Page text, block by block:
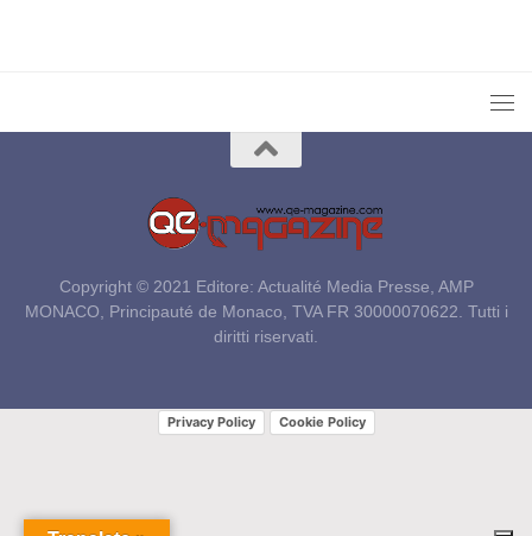
Copyright © 2021 Editore: Actualité Media Presse, AMP
MONACO, Principauté de Monaco, TVA FR 30000070622. Tutti i
diritti riservati.
Privacy Policy Cookie Policy